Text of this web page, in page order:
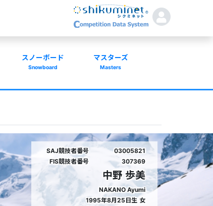
スノーボード
Snowboard
マスターズ
Masters
SAJ競技者番号
03005821
FIS競技者番号
307369
中野 歩美
NAKANO Ayumi
1995年8月25日生 女